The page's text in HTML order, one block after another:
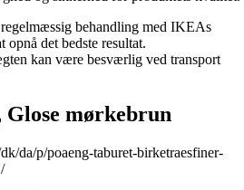
behandling med IKEAs
det bedste resultat.
kan være besværlig ved transport
mørkebrun
da/p/poaeng-taburet-birketraesfiner-